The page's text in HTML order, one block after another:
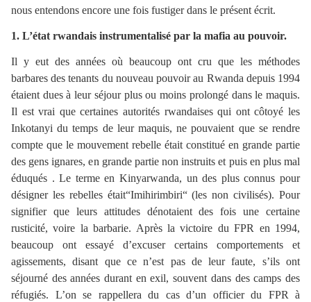
nous entendons encore une fois fustiger dans le présent écrit.
1. L’état rwandais instrumentalisé par la mafia au pouvoir.
Il y eut des années où beaucoup ont cru que les méthodes
barbares des tenants du nouveau pouvoir au Rwanda depuis 1994
étaient dues à leur séjour plus ou moins prolongé dans le maquis.
Il est vrai que certaines autorités rwandaises qui ont côtoyé les
Inkotanyi du temps de leur maquis, ne pouvaient que se rendre
compte que le mouvement rebelle était constitué en grande partie
des gens ignares, en grande partie non instruits et puis en plus mal
éduqués . Le terme en Kinyarwanda, un des plus connus pour
désigner les rebelles était“Imihirimbiri“ (les non civilisés). Pour
signifier que leurs attitudes dénotaient des fois une certaine
rusticité, voire la barbarie. Après la victoire du FPR en 1994,
beaucoup ont essayé d’excuser certains comportements et
agissements, disant que ce n’est pas de leur faute, s’ils ont
séjourné des années durant en exil, souvent dans des camps des
réfugiés. L’on se rappellera du cas d’un officier du FPR à